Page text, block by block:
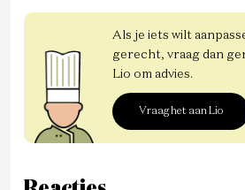
Als je iets wilt
gerecht, vraag dan
Lio om advies.
Vraag het aan Lio